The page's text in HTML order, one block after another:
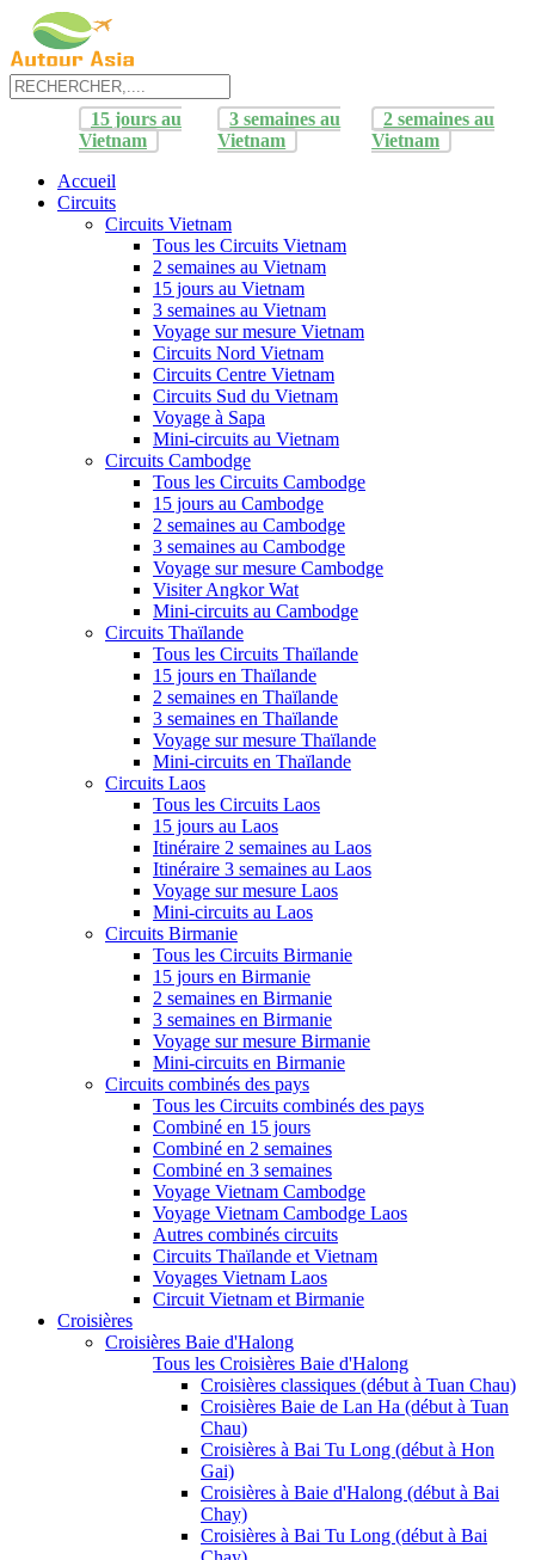
15 jours au
Vietnam
3 semaines au
Vietnam
2 semaines au
Vietnam
Accueil
Circuits
Circuits Vietnam
Tous les Circuits Vietnam
2 semaines au Vietnam
15 jours au Vietnam
3 semaines au Vietnam
Voyage sur mesure Vietnam
Circuits Nord Vietnam
Circuits Centre Vietnam
Circuits Sud du Vietnam
Voyage à Sapa
Mini-circuits au Vietnam
Circuits Cambodge
Tous les Circuits Cambodge
15 jours au Cambodge
2 semaines au Cambodge
3 semaines au Cambodge
Voyage sur mesure Cambodge
Visiter Angkor Wat
Mini-circuits au Cambodge
Circuits Thaïlande
Tous les Circuits Thaïlande
15 jours en Thaïlande
2 semaines en Thaïlande
3 semaines en Thaïlande
Voyage sur mesure Thaïlande
Mini-circuits en Thaïlande
Circuits Laos
Tous les Circuits Laos
15 jours au Laos
Itinéraire 2 semaines au Laos
Itinéraire 3 semaines au Laos
Voyage sur mesure Laos
Mini-circuits au Laos
Circuits Birmanie
Tous les Circuits Birmanie
15 jours en Birmanie
2 semaines en Birmanie
3 semaines en Birmanie
Voyage sur mesure Birmanie
Mini-circuits en Birmanie
Circuits combinés des pays
Tous les Circuits combinés des pays
Combiné en 15 jours
Combiné en 2 semaines
Combiné en 3 semaines
Voyage Vietnam Cambodge
Voyage Vietnam Cambodge Laos
Autres combinés circuits
Circuits Thaïlande et Vietnam
Voyages Vietnam Laos
Circuit Vietnam et Birmanie
Croisières
Croisières Baie d'Halong
Tous les Croisières Baie d'Halong
Croisières classiques (début à Tuan Chau)
Croisières Baie de Lan Ha (début à Tuan
Chau)
Croisières à Bai Tu Long (début à Hon
Gai)
Croisières à Baie d'Halong (début à Bai
Chay)
Croisières à Bai Tu Long (début à Bai